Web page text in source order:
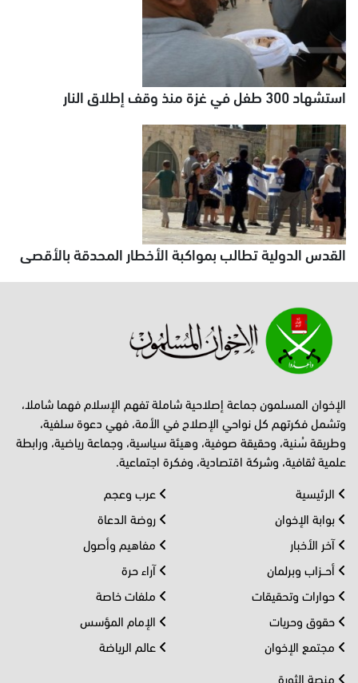
استشهاد 300 طفل في غزة منذ وقف إطلاق النار
القدس الدولية تطالب بمواكبة الأخطار المحدقة بالأقصى
الإخوان المسلمون جماعة إصلاحية شاملة تفهم الإسلام فهما شاملا،
وتشمل فكرتهم كل نواحي الإصلاح في الأمة، فهي دعوة سلفية،
وطريقة سُنية، وحقيقة صوفية، وهيئة سياسية، وجماعة رياضية، ورابطة
علمية ثقافية، وشركة اقتصادية، وفكرة اجتماعية.
الرئيسية
بوابة الإخوان
آخر الأخبار
أحــزاب وبرلمان
حوارات وتحقيقات
حقوق وحريات
مجتمع الإخوان
عرب وعجم
روضة الدعاة
مفاهيم وأصول
آراء حرة
ملفات خاصة
الإمام المؤسس
عالم الرياضة
منصة الثورة